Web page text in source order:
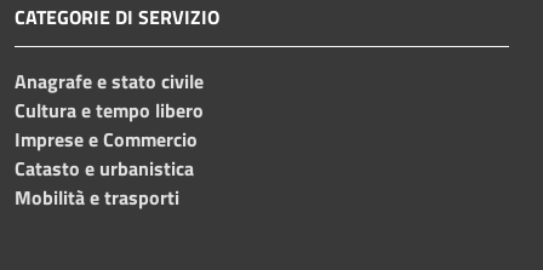
CATEGORIE DI SERVIZIO
Anagrafe e stato civile
Cultura e tempo libero
Imprese e Commercio
Catasto e urbanistica
Mobilità e trasporti